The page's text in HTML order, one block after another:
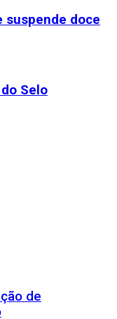
suspende doce
Selo
de